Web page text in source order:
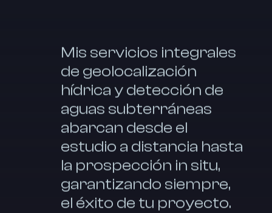
Mis servicios integrales
de geolocalización
hídrica y detección de
aguas subterráneas
abarcan desde el
estudio a distancia hasta
la prospección in situ,
garantizando siempre,
el éxito de tu proyecto.